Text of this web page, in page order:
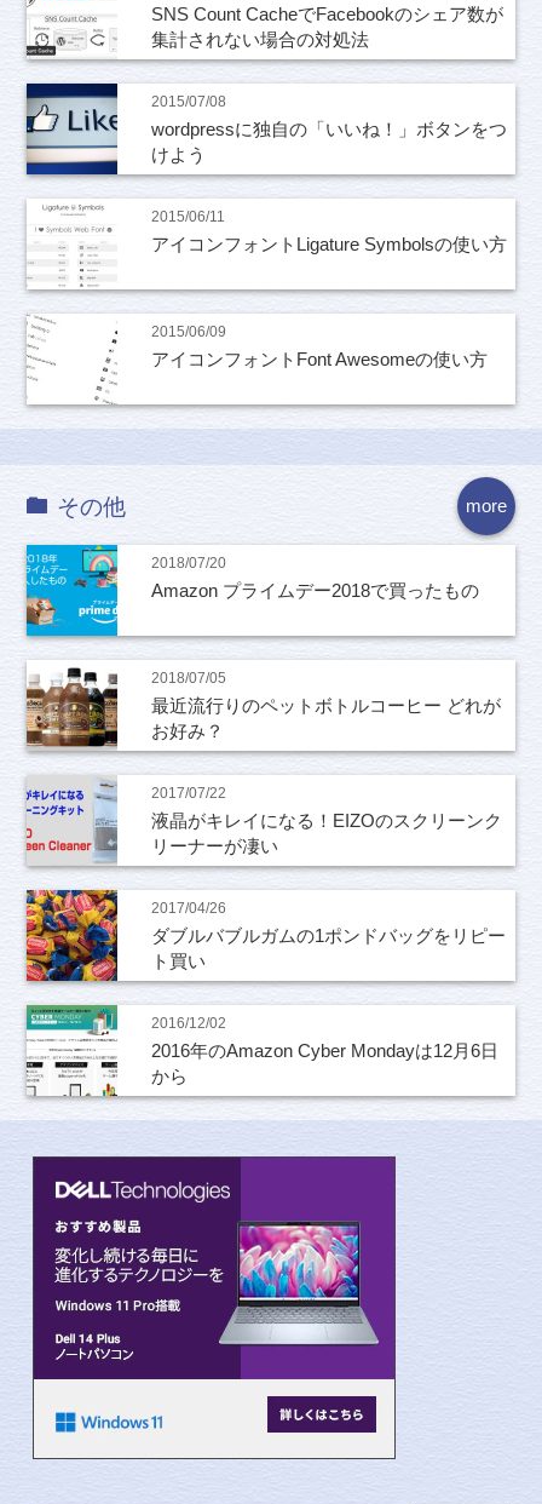
SNS Count CacheでFacebookのシェア数が
集計されない場合の対処法
2015/07/08
wordpressに独自の「いいね！」ボタンをつ
けよう
2015/06/11
アイコンフォントLigature Symbolsの使い方
2015/06/09
アイコンフォントFont Awesomeの使い方
more
その他
2018/07/20
Amazon プライムデー2018で買ったもの
2018/07/05
最近流行りのペットボトルコーヒー どれが
お好み？
2017/07/22
液晶がキレイになる！EIZOのスクリーンク
リーナーが凄い
2017/04/26
ダブルバブルガムの1ポンドバッグをリピー
ト買い
2016/12/02
2016年のAmazon Cyber Mondayは12月6日
から